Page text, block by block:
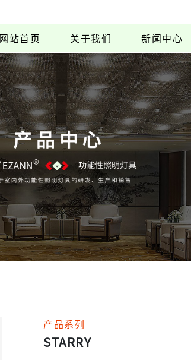
网站首页 关于我们 新闻中心
产品系列
STARRY